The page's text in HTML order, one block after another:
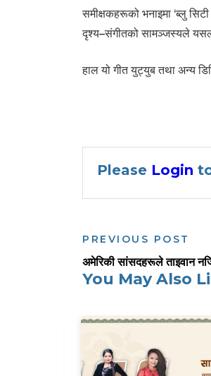
समीक्षकहरूको भनाइमा ‘ब्लु
दृश्य–संगीतको सामञ्जस्यले
हाल यो गीत युट्युब तथा अन्य
Please Login
PREVIOUS POST
अमेरिकी सांसदहरूले ताइवान
You May Also